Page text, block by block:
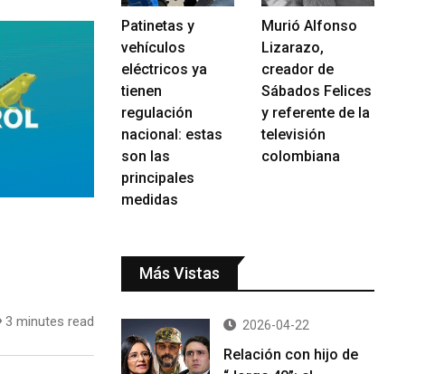
3 minutes read
Patinetas y
vehículos
eléctricos ya
tienen
regulación
nacional: estas
son las
principales
medidas
Murió Alfonso
Lizarazo,
creador de
Sábados Felices
y referente de la
televisión
colombiana
Más Vistas
2026-04-22
Relación con hijo de